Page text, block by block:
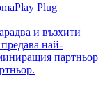
и възхити
най-
партньор